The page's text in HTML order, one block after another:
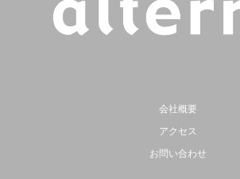
会社概要
アクセス
お問い合わせ